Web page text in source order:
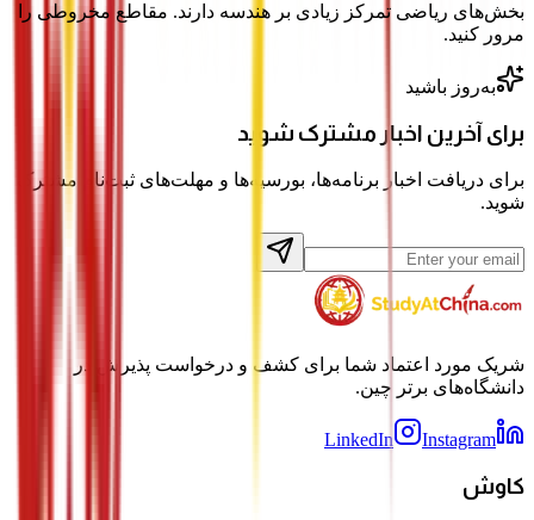
بخش‌های ریاضی تمرکز زیادی بر هندسه دارند. مقاطع مخروطی را
مرور کنید.
به‌روز باشید
برای آخرین اخبار مشترک شوید
برای دریافت اخبار برنامه‌ها، بورسیه‌ها و مهلت‌های ثبت‌نام مشترک
شوید.
شریک مورد اعتماد شما برای کشف و درخواست پذیرش در
دانشگاه‌های برتر چین.
LinkedIn Instagram
کاوش